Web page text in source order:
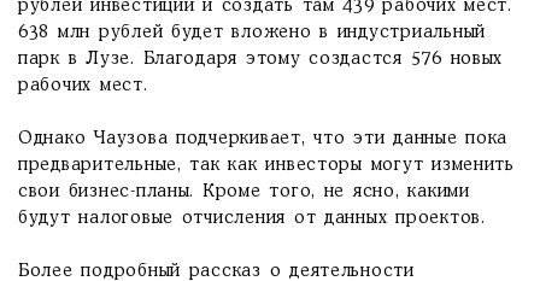
рублей инвестиций и создать там 439 рабочих мест.
638 млн рублей будет вложено в индустриальный
парк в Лузе. Благодаря этому создастся 576 новых
рабочих мест.
Однако Чаузова подчеркивает, что эти данные пока
предварительные, так как инвесторы могут изменить
свои бизнес-планы. Кроме того, не ясно, какими
будут налоговые отчисления от данных проектов.
Более подробный рассказ о деятельности